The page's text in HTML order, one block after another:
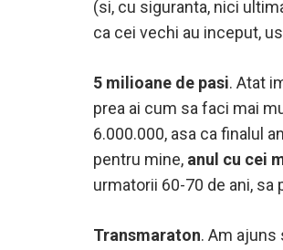
(si, cu siguranta, nici
ca cei vechi au inceput,
5 milioane de pasi. Atat
prea ai cum sa faci mai
6.000.000, asa ca finalul
pentru mine, anul cu cei
urmatorii 60-70 de ani,
Transmaraton. Am ajuns